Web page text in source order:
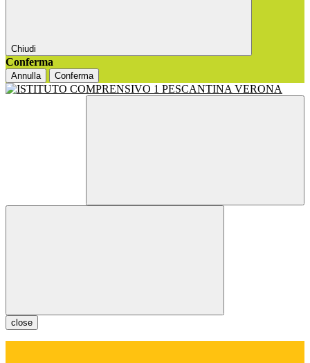
Chiudi
Conferma
Annulla Conferma
close